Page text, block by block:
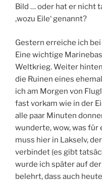
Bild … oder hat er nicht
‚wozu Eile‘ genannt?
Gestern erreiche ich
Eine wichtige
Weltkrieg. Weiter
die Ruinen eines
ich am Morgen von
fast vorkam wie in der
alle paar Minuten
wunderte, wow, was für
muss hier in Lakselv,
verbindet (es gibt
wurde ich später auf
belehrt, dass auch